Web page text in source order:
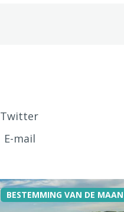
Twitter
E-mail
BESTEMMING VAN DE